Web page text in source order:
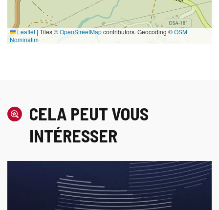
Leaflet | Tiles ©OpenStreetMapcontributors. Geocoding ©OSM
Nominatim
CELA PEUT VOUS
INTÉRESSER